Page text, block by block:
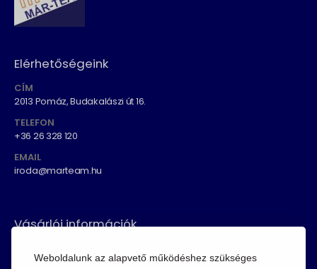
Weboldalunk az alapvető működéshez szükséges
Elérhetőségeink
CÍM
2013 Pomáz, Budakalászi út 16.
TELEFON
+36 26 328 120
EMAIL
iroda@marteam.hu
Vásárlói információk